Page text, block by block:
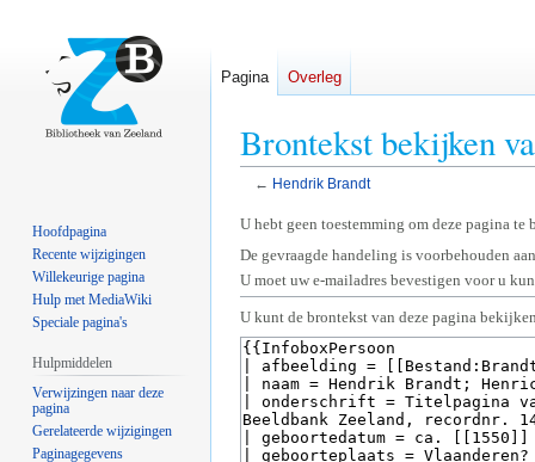
Brontekst bekijken
← Hendrik Brandt
Naar
navigatie
springen
Naar
zoeken
springen
U hebt geen toestemming om deze pagina te
De gevraagde handeling is voorbehouden
U moet uw e-mailadres bevestigen voor u
U kunt de brontekst van deze pagina
Pagina Overleg
Hoofdpagina
Recente wijzigingen
Willekeurige pagina
Hulp met MediaWiki
Speciale pagina's
Hulpmiddelen
Verwijzingen naar deze
pagina
Gerelateerde wijzigingen
Paginagegevens